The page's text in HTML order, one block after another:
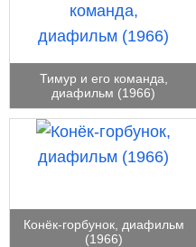
Тимур и его команда,
диафильм (1966)
Конёк-горбунок, диафильм
(1966)